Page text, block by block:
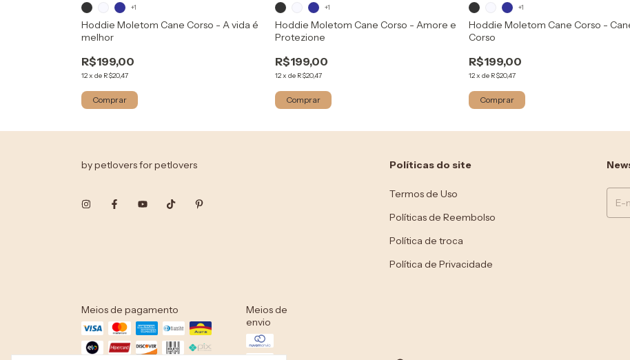
Hoddie Moletom Cane Corso - A vida é
melhor
R$199,00
12x de R$20,47
+1
Comprar
Hoddie Moletom Cane Corso - Amore e
Protezione
R$199,00
12x de R$20,47
+1
Comprar
Hoddie Moletom Cane Corso -
Corso
R$199,00
12x de R$20,47
+1
Comprar
by petlovers for petlovers Políticas do site
Termos de Uso
Políticas de Reembolso
Política de troca
Política de Privacidade
Meios de pagamento
Meios de
envio